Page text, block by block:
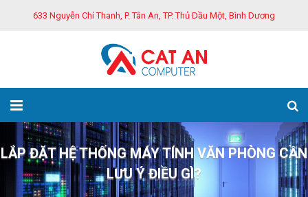
633 Nguyễn Chí Thanh, P. Tân An, TP. Thủ Dầu Một, Bình Dương
LẮP ĐẶT HỆ THỐNG MÁY TÍNH VĂN PHÒNG CẦN
LƯU Ý ĐIỀU GÌ?